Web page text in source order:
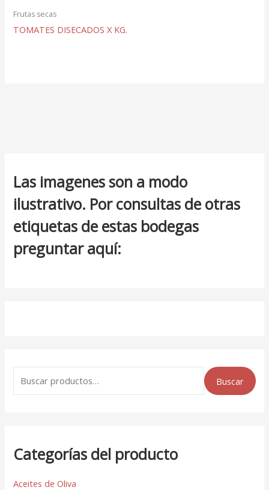
Las imagenes son a modo
ilustrativo. Por consultas de otras
etiquetas de estas bodegas
preguntar aquí:
Buscar
Categorías del producto
Aceites de Oliva
Frutas secas
TOMATES DISECADOS X KG.